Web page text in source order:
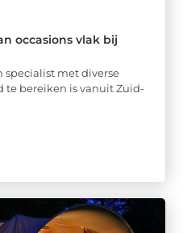
occasions vlak bij
specialist met diverse
te bereiken is vanuit Zuid-